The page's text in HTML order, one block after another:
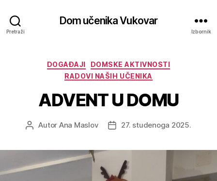
Pretraži
Dom učenika Vukovar
Izbornik
DOGAĐAJI
DOMSKE AKTIVNOSTI
RADOVI NAŠIH UČENIKA
ADVENT U DOMU
Autor Ana Maslov 27. studenoga 2025.